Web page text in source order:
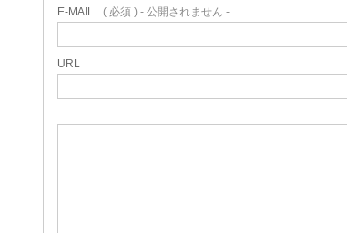
E-MAIL ( 必須 ) - 公開されません -
URL